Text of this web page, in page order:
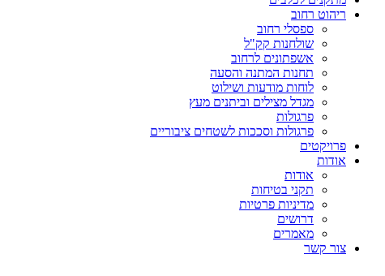
ריהוט רחוב
ספסלי רחוב
שולחנות קק"ל
אשפתונים לרחוב
תחנות המתנה והסעה
לוחות מודעות ושילוט
מגדל מצילים וביתנים מעץ
פרגולות
פרגולות וסככות לשטחים ציבוריים
פרויקטים
אודות
אודות
תקני בטיחות
מדיניות פרטיות
דרושים
מאמרים
צור קשר